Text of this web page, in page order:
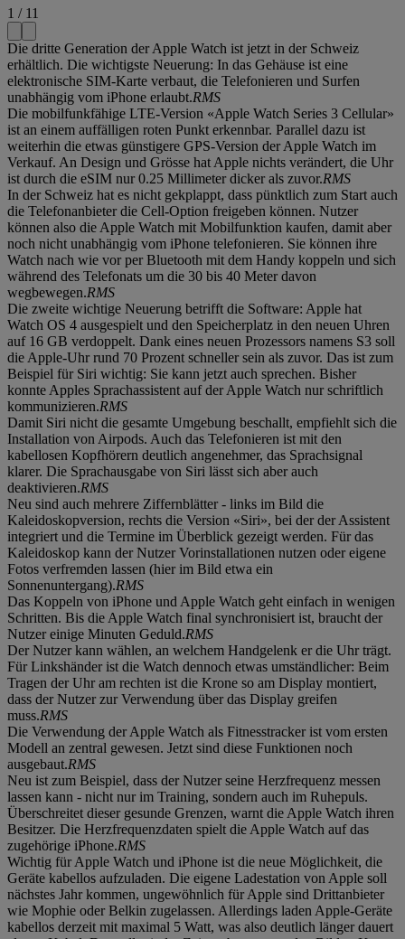
1 / 11
Die dritte Generation der Apple Watch ist jetzt in der Schweiz
erhältlich. Die wichtigste Neuerung: In das Gehäuse ist eine
elektronische SIM-Karte verbaut, die Telefonieren und Surfen
unabhängig vom iPhone erlaubt.RMS
Die mobilfunkfähige LTE-Version «Apple Watch Series 3 Cellular»
ist an einem auffälligen roten Punkt erkennbar. Parallel dazu ist
weiterhin die etwas günstigere GPS-Version der Apple Watch im
Verkauf. An Design und Grösse hat Apple nichts verändert, die Uhr
ist durch die eSIM nur 0.25 Millimeter dicker als zuvor.RMS
In der Schweiz hat es nicht gekplappt, dass pünktlich zum Start auch
die Telefonanbieter die Cell-Option freigeben können. Nutzer
können also die Apple Watch mit Mobilfunktion kaufen, damit aber
noch nicht unabhängig vom iPhone telefonieren. Sie können ihre
Watch nach wie vor per Bluetooth mit dem Handy koppeln und sich
während des Telefonats um die 30 bis 40 Meter davon
wegbewegen.RMS
Die zweite wichtige Neuerung betrifft die Software: Apple hat
Watch OS 4 ausgespielt und den Speicherplatz in den neuen Uhren
auf 16 GB verdoppelt. Dank eines neuen Prozessors namens S3 soll
die Apple-Uhr rund 70 Prozent schneller sein als zuvor. Das ist zum
Beispiel für Siri wichtig: Sie kann jetzt auch sprechen. Bisher
konnte Apples Sprachassistent auf der Apple Watch nur schriftlich
kommunizieren.RMS
Damit Siri nicht die gesamte Umgebung beschallt, empfiehlt sich die
Installation von Airpods. Auch das Telefonieren ist mit den
kabellosen Kopfhörern deutlich angenehmer, das Sprachsignal
klarer. Die Sprachausgabe von Siri lässt sich aber auch
deaktivieren.RMS
Neu sind auch mehrere Ziffernblätter - links im Bild die
Kaleidoskopversion, rechts die Version «Siri», bei der der Assistent
integriert und die Termine im Überblick gezeigt werden. Für das
Kaleidoskop kann der Nutzer Vorinstallationen nutzen oder eigene
Fotos verfremden lassen (hier im Bild etwa ein
Sonnenuntergang).RMS
Das Koppeln von iPhone und Apple Watch geht einfach in wenigen
Schritten. Bis die Apple Watch final synchronisiert ist, braucht der
Nutzer einige Minuten Geduld.RMS
Der Nutzer kann wählen, an welchem Handgelenk er die Uhr trägt.
Für Linkshänder ist die Watch dennoch etwas umständlicher: Beim
Tragen der Uhr am rechten ist die Krone so am Display montiert,
dass der Nutzer zur Verwendung über das Display greifen
muss.RMS
Die Verwendung der Apple Watch als Fitnesstracker ist vom ersten
Modell an zentral gewesen. Jetzt sind diese Funktionen noch
ausgebaut.RMS
Neu ist zum Beispiel, dass der Nutzer seine Herzfrequenz messen
lassen kann - nicht nur im Training, sondern auch im Ruhepuls.
Überschreitet dieser gesunde Grenzen, warnt die Apple Watch ihren
Besitzer. Die Herzfrequenzdaten spielt die Apple Watch auf das
zugehörige iPhone.RMS
Wichtig für Apple Watch und iPhone ist die neue Möglichkeit, die
Geräte kabellos aufzuladen. Die eigene Ladestation von Apple soll
nächstes Jahr kommen, ungewöhnlich für Apple sind Drittanbieter
wie Mophie oder Belkin zugelassen. Allerdings laden Apple-Geräte
kabellos derzeit mit maximal 5 Watt, was also deutlich länger dauert